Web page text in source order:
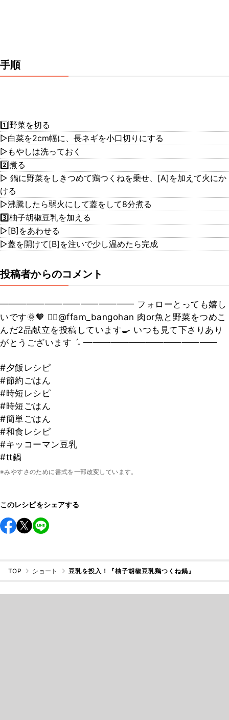
手順
1️⃣野菜を切る
▷白菜を2cm幅に、長ネギを小口切りにする
▷もやしは洗っておく
2️⃣煮る
▷ 鍋に野菜をしきつめて鶏つくねを乗せ、[A]を加えて火にか
ける
▷沸騰したら弱火にして蓋をして8分煮る
3️⃣柚子胡椒豆乳を加える
▷[B]をあわせる
▷蓋を開けて[B]を注いで少し温めたら完成
投稿者からのコメント
━━━━━━━━━━━━━━━ フォローとっても嬉し
いです🌞🧡 👉🏻@ffam_bangohan 肉or魚と野菜をつめこ
んだ2品献立を投稿しています🍳 いつも見て下さりあり
がとうございます ˊ˗ ━━━━━━━━━━━━━━━
#夕飯レシピ
#節約ごはん
#時短レシピ
#時短ごはん
#簡単ごはん
#和食レシピ
#キッコーマン豆乳
#tt鍋
※みやすさのために書式を一部改変しています。
このレシピをシェアする
TOP ショート 豆乳を投入！『柚子胡椒豆乳鶏つくね鍋』